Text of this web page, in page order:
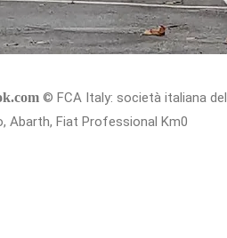
© FCA Italy: società italiana del
Abarth, Fiat Professional Km0